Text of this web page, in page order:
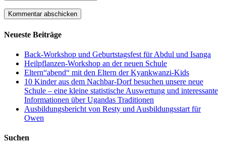
Neueste Beiträge
Back-Workshop und Geburtstagsfest für Abdul und Isanga
Heilpflanzen-Workshop an der neuen Schule
Eltern“abend“ mit den Eltern der Kyankwanzi-Kids
10 Kinder aus dem Nachbar-Dorf besuchen unsere neue
Schule – eine kleine statistische Auswertung und interessante
Informationen über Ugandas Traditionen
Ausbildungsbericht von Resty und Ausbildungsstart für
Owen
Suchen